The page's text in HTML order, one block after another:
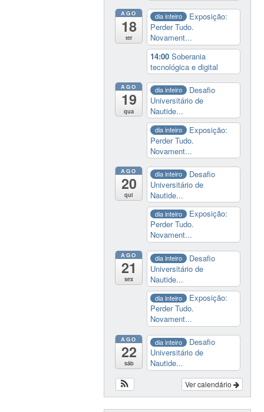
AGO
18
ter
dia inteiro
Exposição:
Perder Tudo.
Novament...
14:00Soberania
tecnológica e digital
AGO
19
qua
dia inteiro
Desafio
Universitário de
Nautide...
dia inteiro
Exposição:
Perder Tudo.
Novament...
AGO
20
qui
dia inteiro
Desafio
Universitário de
Nautide...
dia inteiro
Exposição:
Perder Tudo.
Novament...
AGO
21
sex
dia inteiro
Desafio
Universitário de
Nautide...
dia inteiro
Exposição:
Perder Tudo.
Novament...
AGO
22
sáb
dia inteiro
Desafio
Universitário de
Nautide...
Ver calendário